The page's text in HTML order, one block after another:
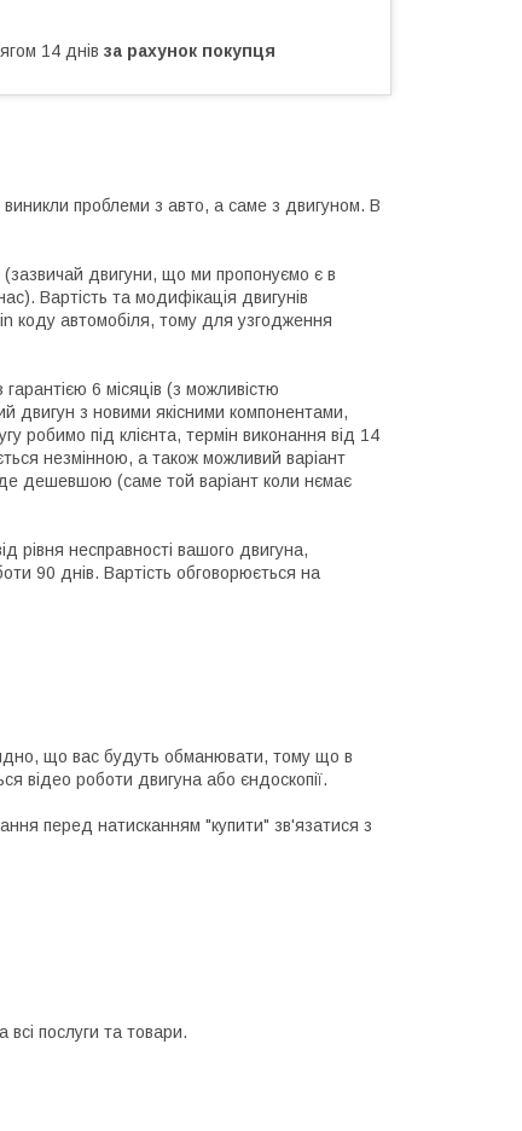
14 днів за рахунок покупця
проблеми з авто, а саме з двигуном. В
(зазвичай двигуни, що ми пропонуємо є в
Вартість та модифікація двигунів
коду автомобіля, тому для узгодження
6 місяців (з можливістю
двигун з новими якісними компонентами,
робимо під клієнта, термін виконання від 14
незмінною, а також можливий варіант
дешевшою (саме той варіант коли нємає
рівня несправності вашого двигуна,
90 днів. Вартість обговорюється на
що вас будуть обманювати, тому що в
відео роботи двигуна або єндоскопії.
перед натисканням "купити" зв'язатися з
послуги та товари.